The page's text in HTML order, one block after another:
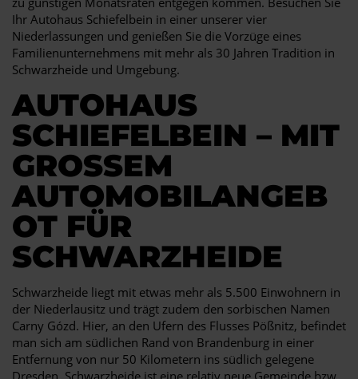
Ihr Autohaus Schiefelbein in einer unserer vier
Niederlassungen und genießen Sie die Vorzüge eines
Familienunternehmens mit mehr als 30 Jahren Tradition in
Schwarzheide und Umgebung.
AUTOHAUS
SCHIEFELBEIN – MIT
GROSSEM A
UTOMOBILANGEBO
T FÜR S
CHWARZHEIDE
Schwarzheide liegt mit etwas mehr als 5.500 Einwohnern in
der Niederlausitz und trägt zudem den sorbischen Namen
Carny Gózd. Hier, an den Ufern des Flusses Pößnitz, befindet
man sich am südlichen Rand von Brandenburg in einer
Entfernung von nur 50 Kilometern ins südlich gelegene
Dresden. Schwarzheide ist eine relativ neue Gemeinde bzw.